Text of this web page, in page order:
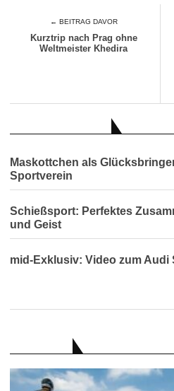
← BEITRAG DAVOR
Kurztrip nach Prag ohne
Weltmeister Khedira
Maskottchen als
Sportverein
Schießsport: Perfektes
und Geist
mid-Exklusiv: Video zum Audi